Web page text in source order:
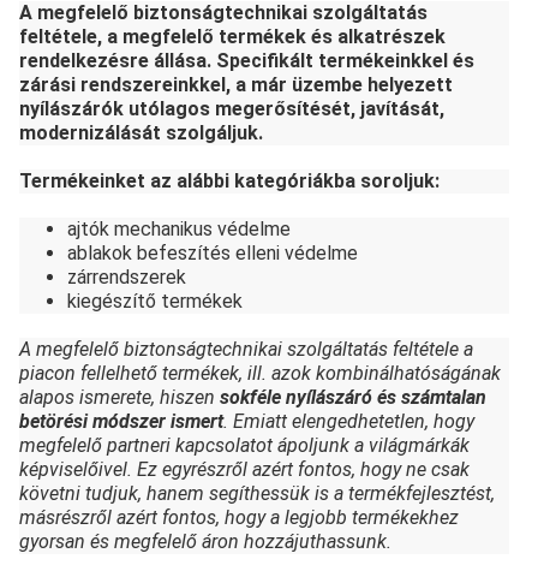
A megfelelő biztonságtechnikai szolgáltatás
feltétele, a megfelelő termékek és alkatrészek
rendelkezésre állása. Specifikált termékeinkkel és
zárási rendszereinkkel, a már üzembe helyezett
nyílászárók utólagos megerősítését, javítását,
modernizálását szolgáljuk.
Termékeinket az alábbi kategóriákba soroljuk:
ajtók mechanikus védelme
ablakok befeszítés elleni védelme
zárrendszerek
kiegészítő termékek
A megfelelő biztonságtechnikai szolgáltatás feltétele a
piacon fellelhető termékek, ill. azok kombinálhatóságának
alapos ismerete, hiszen sokféle nyílászáró és számtalan
betörési módszer ismert. Emiatt elengedhetetlen, hogy
megfelelő partneri kapcsolatot ápoljunk a világmárkák
képviselőivel. Ez egyrészről azért fontos, hogy ne csak
követni tudjuk, hanem segíthessük is a termékfejlesztést,
másrészről azért fontos, hogy a legjobb termékekhez
gyorsan és megfelelő áron hozzájuthassunk.